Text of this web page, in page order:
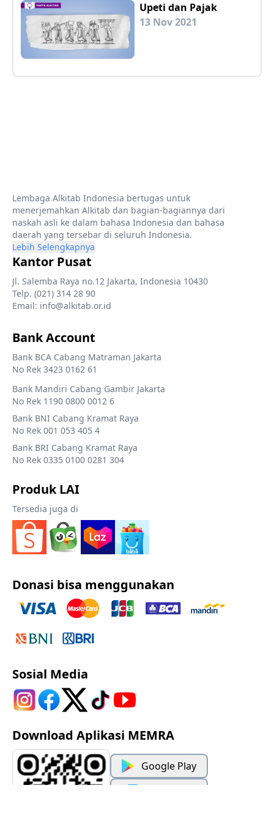
Upeti dan Pajak
13 Nov 2021
Lembaga Alkitab Indonesia bertugas untuk
menerjemahkan Alkitab dan bagian-bagiannya dari
naskah asli ke dalam bahasa Indonesia dan bahasa
daerah yang tersebar di seluruh Indonesia.
Lebih Selengkapnya
Kantor Pusat
Jl. Salemba Raya no.12 Jakarta, Indonesia 10430
Telp. (021) 314 28 90
Email: info@alkitab.or.id
Bank Account
Bank BCA Cabang Matraman Jakarta
No Rek 3423 0162 61
Bank Mandiri Cabang Gambir Jakarta
No Rek 1190 0800 0012 6
Bank BNI Cabang Kramat Raya
No Rek 001 053 405 4
Bank BRI Cabang Kramat Raya
No Rek 0335 0100 0281 304
Produk LAI
Tersedia juga di
Donasi bisa menggunakan
Sosial Media
Download Aplikasi MEMRA
Google Play